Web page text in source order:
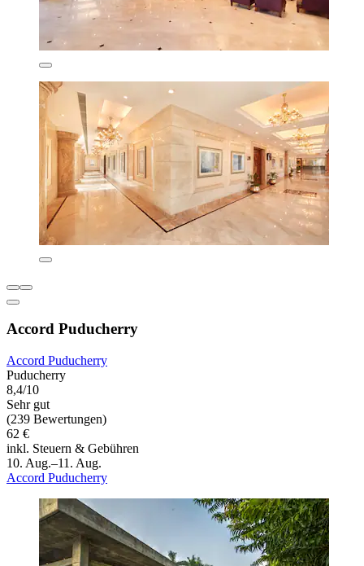
Accord Puducherry
Accord Puducherry
Puducherry
8,4/10
Sehr gut
(239 Bewertungen)
62 €
inkl. Steuern & Gebühren
10. Aug.–11. Aug.
Accord Puducherry